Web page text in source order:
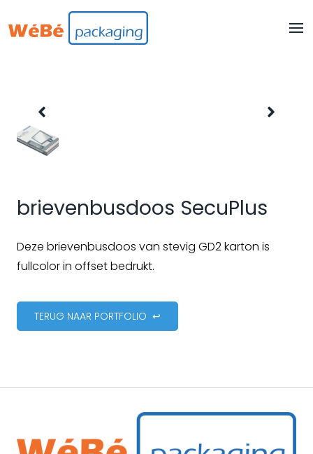
brievenbusdoos SecuPlus
Deze brievenbusdoos van stevig GD2 karton is
fullcolor in offset bedrukt.
TERUG NAAR PORTFOLIO ↩